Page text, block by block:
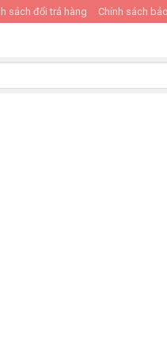
sách đổi trả hàng Chính sách